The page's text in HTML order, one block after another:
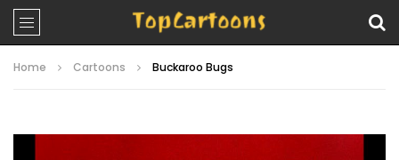
Home Cartoons Buckaroo Bugs